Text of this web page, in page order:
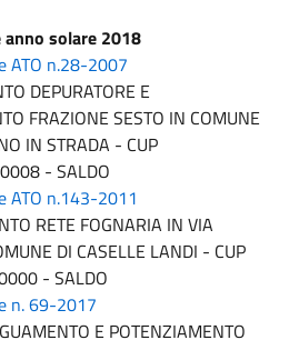
solare 2018
ATO n.28-2007
DEPURATORE E
FRAZIONE SESTO IN COMUNE
IN STRADA - CUP
- SALDO
ATO n.143-2011
RETE FOGNARIA IN VIA
DI CASELLE LANDI - CUP
- SALDO
n. 69-2017
E POTENZIAMENTO